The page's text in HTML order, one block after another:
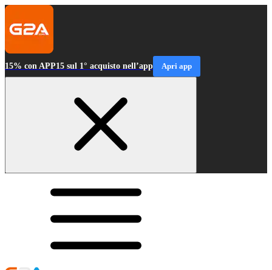
15% con APP15 sul 1° acquisto nell’app Apri app